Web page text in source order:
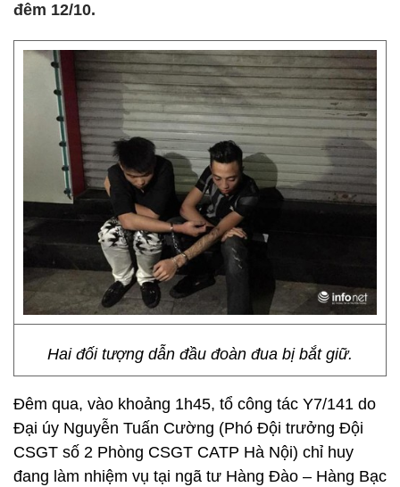
đêm 12/10.
Hai đối tượng dẫn đầu đoàn đua bị bắt giữ.
Đêm qua, vào khoảng 1h45, tổ công tác Y7/141 do
Đại úy Nguyễn Tuấn Cường (Phó Đội trưởng Đội
CSGT số 2 Phòng CSGT CATP Hà Nội) chỉ huy
đang làm nhiệm vụ tại ngã tư Hàng Đào – Hàng Bạc